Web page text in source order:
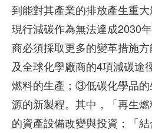
到能對其產業的排放產生重
現行減碳作為無法達成2030
商必須採取更多的變革措施
及全球化學廠商的4項減碳
燃料的生產；③低碳化學品
源的新製程。其中，「再生
的資產設備改變與投資；「